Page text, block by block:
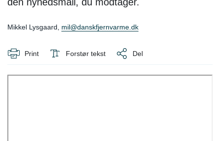
Mikkel Lysgaard, mil@danskfjernvarme.dk
Print Forstør tekst Del